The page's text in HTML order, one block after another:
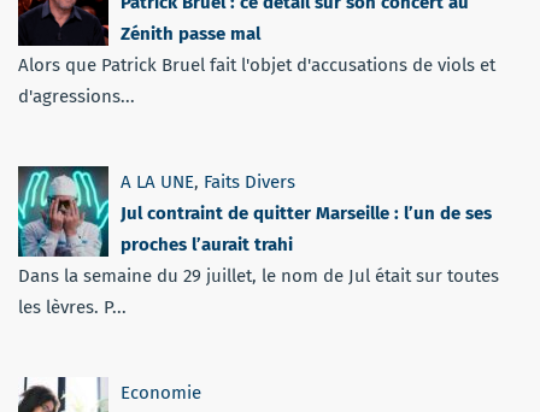
Zénith passe mal
Alors que Patrick Bruel fait l'objet d'accusations de viols et
d'agressions...
A LA UNE, Faits Divers
Jul contraint de quitter Marseille : l’un de ses
proches l’aurait trahi
Dans la semaine du 29 juillet, le nom de Jul était sur toutes
les lèvres. P...
Economie